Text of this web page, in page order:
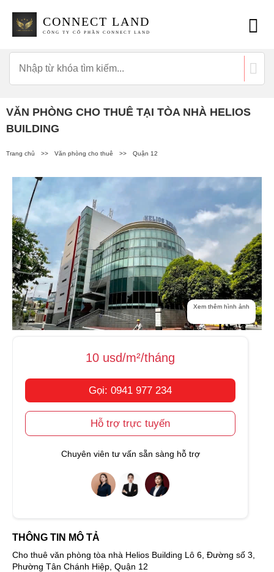
CONNECT LAND
CÔNG TY CỔ PHẦN CONNECT LAND
VĂN PHÒNG CHO THUÊ TẠI TÒA NHÀ HELIOS
BUILDING
Trang chủ >> Văn phòng cho thuê >> Quận 12
Xem thêm hình ảnh
10 usd/m²/tháng
Gọi: 0941 977 234
Hỗ trợ trực tuyến
Chuyên viên tư vấn sẵn sàng hỗ trợ
THÔNG TIN MÔ TẢ
Cho thuê văn phòng tòa nhà Helios Building Lô 6, Đường số 3,
Phường Tân Chánh Hiệp, Quận 12